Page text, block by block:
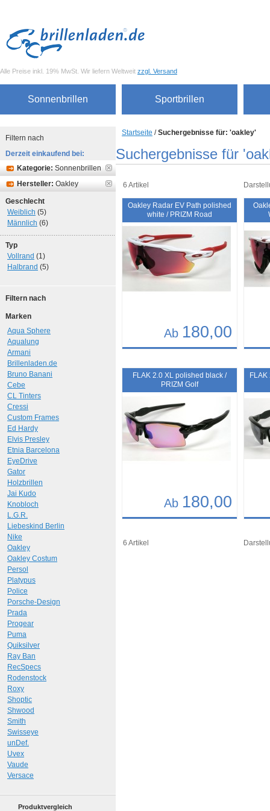
Alle Preise inkl. 19% MwSt. Wir liefern Weltweit zzgl. Versand
Sonnenbrillen Sportbrillen
Startseite /Suchergebnisse für: 'oakley'
Suchergebnisse für
6 Artikel
Oakley Radar EV Path polished
white / PRIZM Road
Ab 180,00
Art.-Nr.: 10371 Art.-
FLAK 2.0 XL polished black /
PRIZM Golf
Ab 180,00
Art.-Nr.: 10373 Art.-
6 Artikel
Filtern nach
Derzeit einkaufend bei:
Kategorie: Sonnenbrillen
Hersteller: Oakley
Geschlecht
Weiblich (5)
Männlich (6)
Typ
Vollrand (1)
Halbrand (5)
Filtern nach
Marken
Aqua Sphere
Aqualung
Armani
Brillenladen.de
Bruno Banani
Cebe
CL Tinters
Cressi
Custom Frames
Ed Hardy
Elvis Presley
Etnia Barcelona
EyeDrive
Gator
Holzbrillen
Jai Kudo
Knobloch
L.G.R.
Liebeskind Berlin
Nike
Oakley
Oakley Costum
Persol
Platypus
Police
Porsche-Design
Prada
Progear
Puma
Quiksilver
Ray Ban
RecSpecs
Rodenstock
Roxy
Shoptic
Shwood
Smith
Swisseye
unDef.
Uvex
Vaude
Versace
Produktvergleich